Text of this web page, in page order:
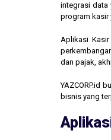
integrasi data
program kasir
Aplikasi
dan pajak,
YAZCORP.id
bisnis yang